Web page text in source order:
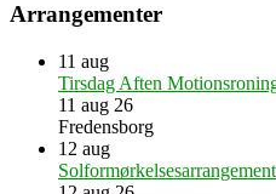
Arrangementer
11 aug
Tirsdag Aften
11 aug 26
Fredensborg
12 aug
Solformørkelsesarrangement